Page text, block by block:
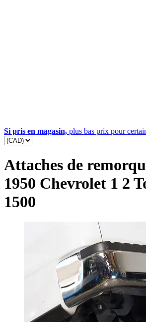
Si pris en magasin, plus bas prix pour
Attaches de
1950 Chevrolet 1 2
1500